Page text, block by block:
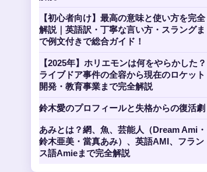
【初心者向け】最高の意味と使い方を完全
解説｜英語訳・丁寧な言い方・スラングま
で例文付きで総合ガイド！
【2025年】ホリエモンは何をやらかした？
ライブドア事件の全容から現在のロケット
開発・教育事業まで完全解説
鈴木愛のプロフィールと失格からの復活劇
あみとは？網、魚、芸能人（Dream Ami・
鈴木亜美・當真あみ）、英語AMI、フラン
ス語Amieまで完全解説